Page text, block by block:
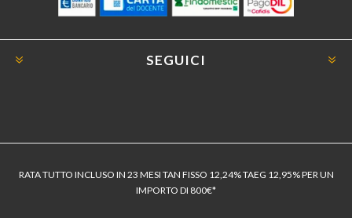
SEGUICI
RATA TUTTO INCLUSO IN 23 MESI TAN FISSO 12,24% TAEG 12,95% PER UN
IMPORTO DI 800€*